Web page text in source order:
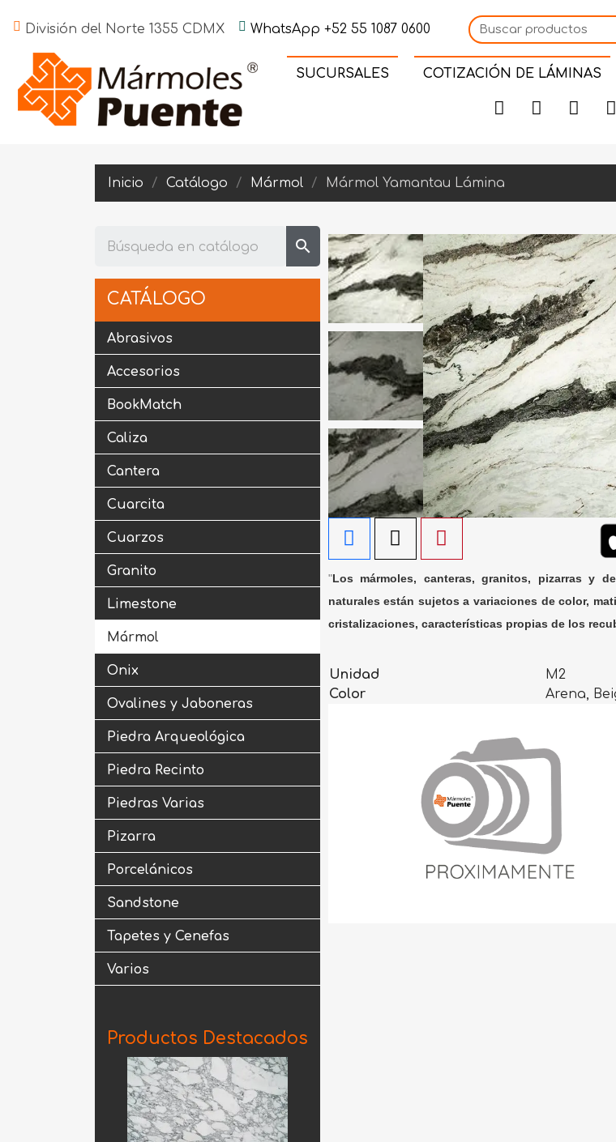
División del Norte 1355 CDMX WhatsApp +52 55 1087 0600
SUCURSALES COTIZACIÓN DE LÁMINAS
Inicio Catálogo Mármol Mármol Yamantau Lámina
search
CATÁLOGO
Abrasivos
Accesorios
BookMatch
Caliza
Cantera
Cuarcita
Cuarzos
Granito
Limestone
Mármol
Onix
Ovalines y Jaboneras
Piedra Arqueológica
Piedra Recinto
Piedras Varias
Pizarra
Porcelánicos
Sandstone
Tapetes y Cenefas
Varios
Productos Destacados
"Los mármoles, canteras, granitos, pizarras y
naturales están sujetos a variaciones de color,
cristalizaciones, características propias de los
Unidad
M2
Color
Arena,